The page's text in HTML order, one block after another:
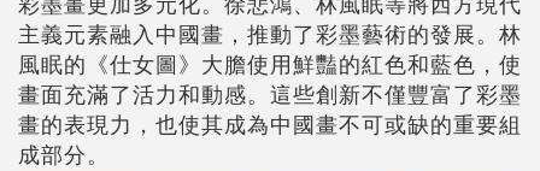
主義元素融入中國畫，推動了彩墨藝術的發展。林
風眠的《仕女圖》大膽使用鮮豔的紅色和藍色，使
畫面充滿了活力和動感。這些創新不僅豐富了彩墨
畫的表現力，也使其成為中國畫不可或缺的重要組
成部分。